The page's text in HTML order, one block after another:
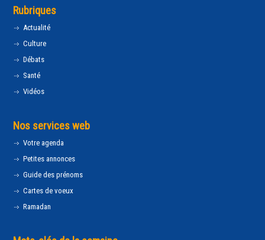
Rubriques
Actualité
Culture
Débats
Santé
Vidéos
Nos services web
Votre agenda
Petites annonces
Guide des prénoms
Cartes de voeux
Ramadan